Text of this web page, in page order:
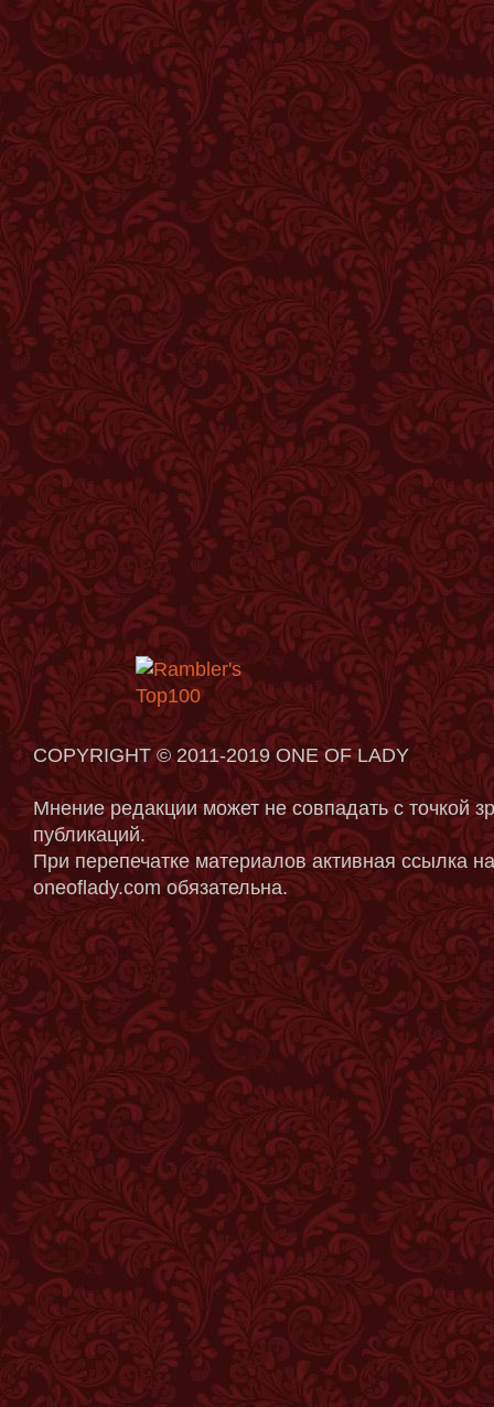
COPYRIGHT © 2011-2019 ONE OF LADY
Мнение редакции может не совпадать с точкой
публикаций.
При перепечатке материалов активная ссылка
oneoflady.com обязательна.